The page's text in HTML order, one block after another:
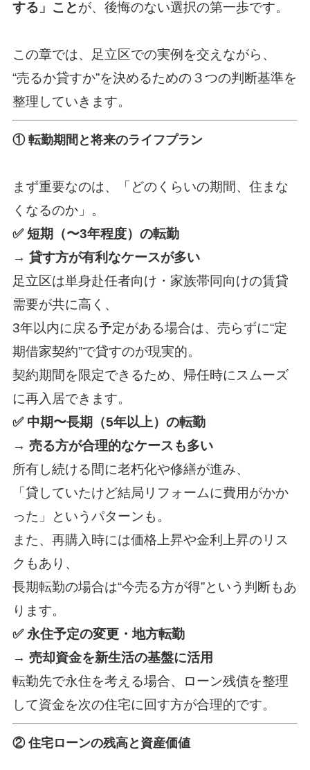
する」ことが、後悔のない選択の第一歩です。
この章では、足立区での実例を交えながら、
“売るか貸すか”を決めるための３つの判断基準を
整理していきます。
① 転勤期間と将来のライフプラン
まず重要なのは、「どのくらいの期間、住まな
くなるのか」。
✅ 短期（〜3年程度）の転勤
→ 貸す方が有利なケースが多い
足立区は単身赴任者向け・家族帯同向けの賃貸
需要が共に高く、
3年以内に戻る予定がある場合は、売らずに“定
期借家契約”で貸すのが現実的。
契約期間を限定できるため、帰任時にスムーズ
に再入居できます。
✅ 中期〜長期（5年以上）の転勤
→ 売る方が合理的なケースも多い
所有し続ける間に老朽化や修繕が進み、
「貸していたけど結局リフォームに費用がかか
った」というパターンも。
また、再購入時には価格上昇や金利上昇のリス
クもあり、
長期転勤の場合は“今売る方が得”という判断もあ
ります。
✅ 永住予定の変更・地方転勤
→ 売却資金を新生活の基盤に活用
転勤先で永住を考える場合、ローン残債を整理
して資金を次の住宅に回す方が合理的です。
② 住宅ローンの残高と資産価値